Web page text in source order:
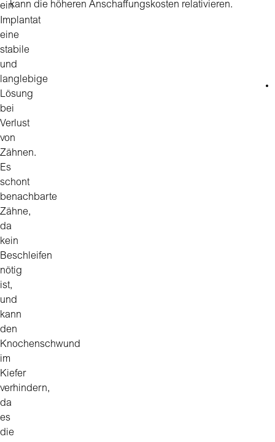
ein
Implantat
eine
stabile
und
langlebige
Lösung
bei
Verlust
von
Zähnen.
Es
schont
benachbarte
Zähne,
da
kein
Beschleifen
nötig
ist,
und
kann
den
Knochenschwund
im
Kiefer
verhindern,
da
es
die
kann die höheren Anschaffungskosten relativieren.